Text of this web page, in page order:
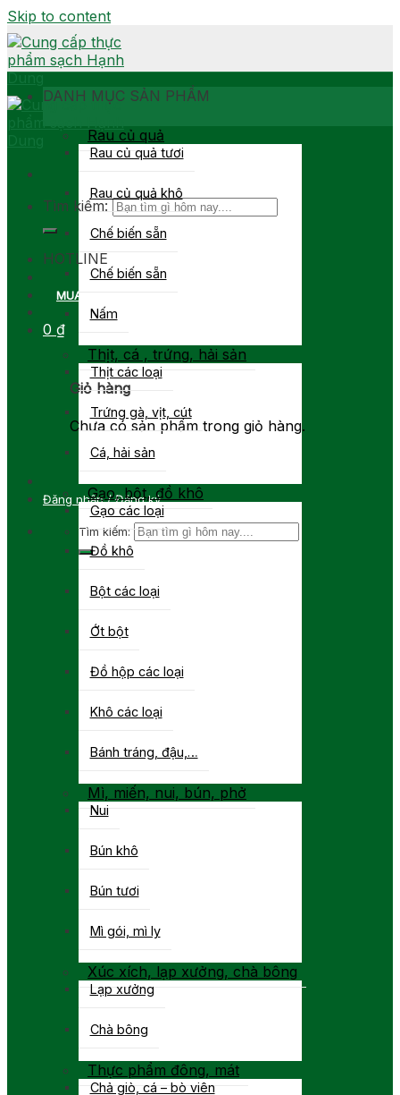
Skip to content
Tìm kiếm:
HOTLINE
MUA SỈ
0 ₫
Giỏ hàng
Chưa có sản phẩm trong giỏ hàng.
Đăng nhập / Đăng ký
Tìm kiếm:
DANH MỤC SẢN PHẨM
Rau củ quả
Rau củ quả tươi
Rau củ quả khô
Chế biến sẵn
Chế biến sẵn
Nấm
Thịt, cá , trứng, hải sản
Thịt các loại
Trứng gà, vịt, cút
Cá, hải sản
Gạo, bột, đồ khô
Gạo các loại
Đồ khô
Bột các loại
Ớt bột
Đồ hộp các loại
Khô các loại
Bánh tráng, đậu,…
Mì, miến, nui, bún, phở
Nui
Bún khô
Bún tươi
Mì gói, mì ly
Xúc xích, lạp xưởng, chà bông
Lạp xưởng
Chà bông
Thực phẩm đông, mát
Chả giò, cá – bò viên